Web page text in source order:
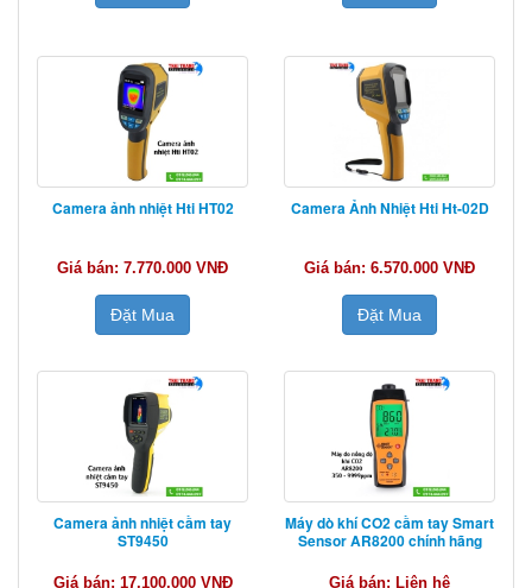
Camera ảnh nhiệt Hti HT02
Giá bán: 7.770.000 VNĐ
Đặt Mua
Camera Ảnh Nhiệt Hti Ht-02D
Giá bán: 6.570.000 VNĐ
Đặt Mua
Camera ảnh nhiệt cầm tay
ST9450
Giá bán: 17.100.000 VNĐ
Máy dò khí CO2 cầm tay Smart
Sensor AR8200 chính hãng
Giá bán: Liên hệ